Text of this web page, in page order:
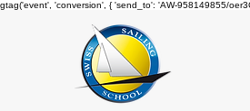
gtag('event', 'conversion', { 'send_to': 'AW-958149855/